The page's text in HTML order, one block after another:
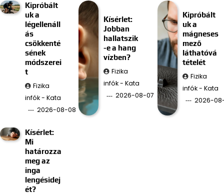
Kipróbált
uk a
légellenáll
ás
csökkenté
sének
módszerei
t
Fizika
infók - Kata
2026-08-08
Kísérlet:
Jobban
hallatszik
-e a hang
vízben?
Fizika
infók - Kata
2026-08-07
Kipróbált
uk a
mágneses
mező
láthatóvá
tételét
Fizika
infók - Kata
2026-
Kísérlet:
Mi
határozza
meg az
inga
lengésidej
ét?